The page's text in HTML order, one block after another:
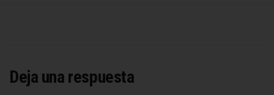
Deja una respuesta